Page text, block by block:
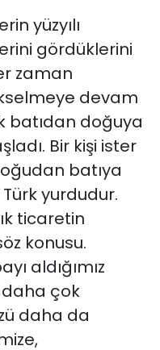
yüzyılı
gördüklerini
zaman
devam
batıdan doğuya
Bir kişi ister
batıya
yurdudur.
ticaretin
konusu.
aldığımız
çok
daha da